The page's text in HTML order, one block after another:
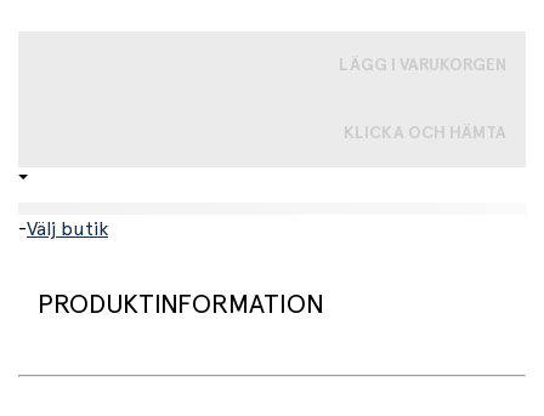
LÄGG I VARUKORGEN
KLICKA OCH HÄMTA
-Välj butik
PRODUKTINFORMATION